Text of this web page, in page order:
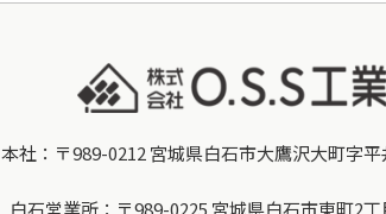
本社：〒989-0212 宮城県白石市大鷹沢大町字平
白石営業所：〒989-0225 宮城県白石市東町2